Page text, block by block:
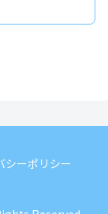
シーポリシー